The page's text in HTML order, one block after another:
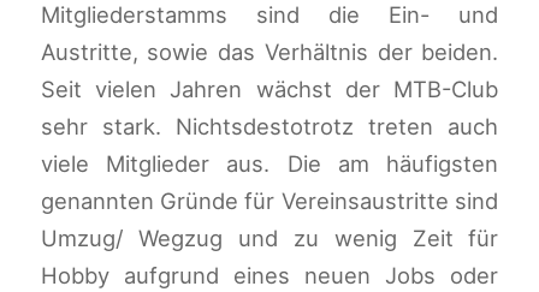
Mitgliederstamms sind die Ein- und
Austritte, sowie das Verhältnis der beiden.
Seit vielen Jahren wächst der MTB-Club
sehr stark. Nichtsdestotrotz treten auch
viele Mitglieder aus. Die am häufigsten
genannten Gründe für Vereinsaustritte sind
Umzug/ Wegzug und zu wenig Zeit für
Hobby aufgrund eines neuen Jobs oder